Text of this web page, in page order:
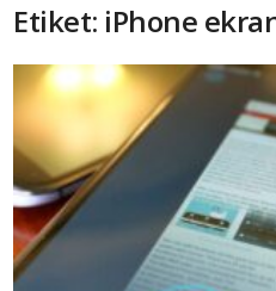
Etiket: iPhone